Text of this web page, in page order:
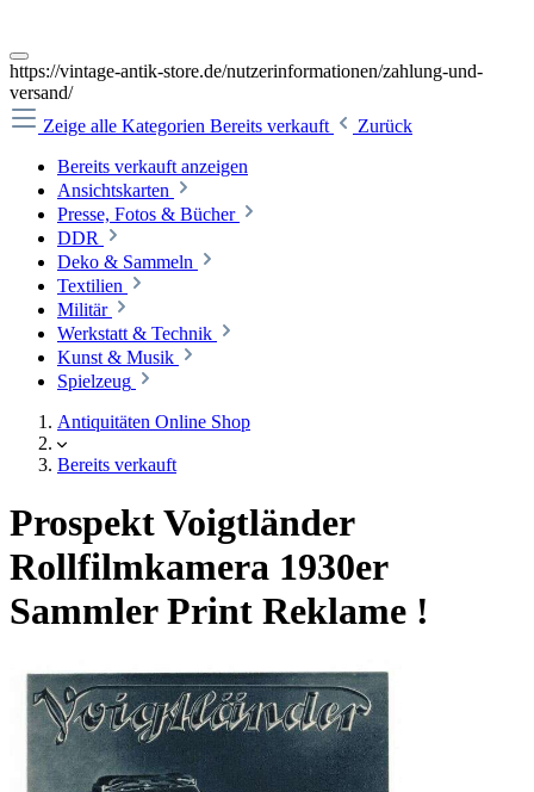
https://vintage-antik-store.de/nutzerinformationen/zahlung-und-
versand/
Zeige alle Kategorien Bereits verkauft
Zurück
Bereits verkauft anzeigen
Ansichtskarten
Presse, Fotos & Bücher
DDR
Deko & Sammeln
Textilien
Militär
Werkstatt & Technik
Kunst & Musik
Spielzeug
Antiquitäten Online Shop
Bereits verkauft
Prospekt Voigtländer
Rollfilmkamera 1930er
Sammler Print Reklame !